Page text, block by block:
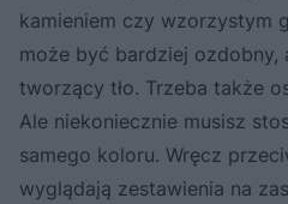
kamieniem czy wzorzystym
może być bardziej ozdobny,
tworzący tło. Trzeba także
Ale niekoniecznie musisz
samego koloru. Wręcz
wyglądają zestawienia na